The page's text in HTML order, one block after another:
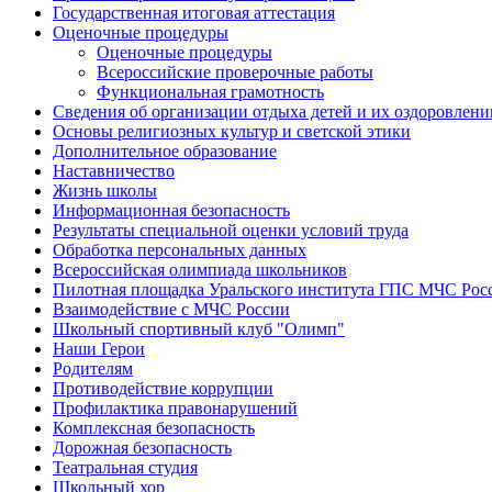
Государственная итоговая аттестация
Оценочные процедуры
Оценочные процедуры
Всероссийские проверочные работы
Функциональная грамотность
Сведения об организации отдыха детей и их
Основы религиозных культур и светской этики
Дополнительное образование
Наставничество
Жизнь школы
Информационная безопасность
Результаты специальной оценки условий труда
Обработка персональных данных
Всероссийская олимпиада школьников
Пилотная площадка Уральского института ГПС МЧС
Взаимодействие с МЧС России
Школьный спортивный клуб "Олимп"
Наши Герои
Родителям
Противодействие коррупции
Профилактика правонарушений
Комплексная безопасность
Дорожная безопасность
Театральная студия
Школьный хор